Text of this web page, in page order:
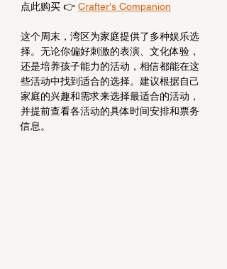
点此购买 👉 Crafter's Companion
这个周末，湾区为家庭提供了多种娱乐选
择。无论你偏好刺激的表演、文化体验，
还是培养孩子能力的活动，相信都能在这
些活动中找到适合的选择。建议根据自己
家庭的兴趣和需求来选择最适合的活动，
并提前查看各活动的具体时间安排和票务
信息。